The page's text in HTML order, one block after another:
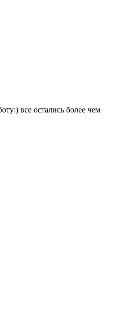
все остались более чем